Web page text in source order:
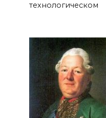
технологическом